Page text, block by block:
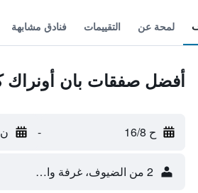
لمحة عن التقييمات فنادق مشابهة
أفضل صفقات بان أونراك
ح 16/8 - ن 17/8
2 من الضيوف، غرفة واحدة